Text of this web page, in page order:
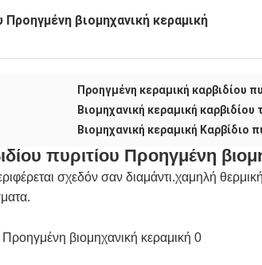
Προηγμένη βιομηχανική κεραμική
Προηγμένη κεραμική καρβιδίου
Βιομηχανική κεραμική καρβιδίου
Βιομηχανική κεραμική Καρβίδιο
πυριτίου Προηγμένη
σχεδόν σαν διαμάντι.χαμηλή